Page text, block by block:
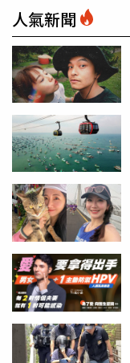
人氣新聞